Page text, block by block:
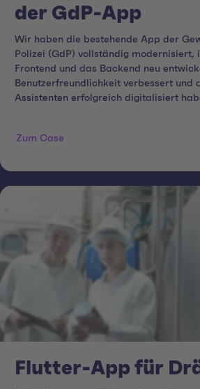
der GdP-App
Wir haben die bestehende App der
Polizei (GdP) vollständig modernisiert,
Frontend und das Backend neu
Benutzerfreundlichkeit verbessert und
Assistenten erfolgreich digitalisiert
Zum Case
Flutter-App für